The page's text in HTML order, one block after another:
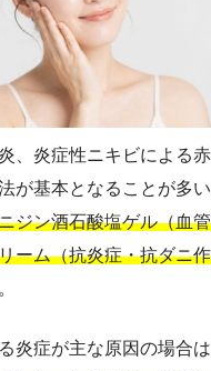
、炎症性ニキビによる
が基本となることが多
ジン酒石酸塩ゲル（血
ーム（抗炎症・抗ダニ
炎症が主な原因の場合は